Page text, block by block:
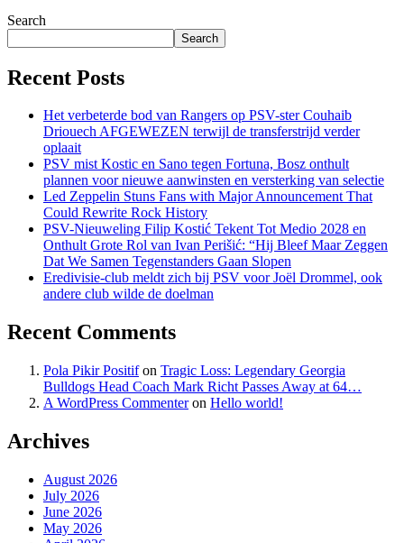
Search
Search
Recent Posts
Het verbeterde bod van Rangers op PSV-ster Couhaib
Driouech AFGEWEZEN terwijl de transferstrijd verder
oplaait
PSV mist Kostic en Sano tegen Fortuna, Bosz onthult
plannen voor nieuwe aanwinsten en versterking van selectie
Led Zeppelin Stuns Fans with Major Announcement That
Could Rewrite Rock History
PSV-Nieuweling Filip Kostić Tekent Tot Medio 2028 en
Onthult Grote Rol van Ivan Perišić: “Hij Bleef Maar Zeggen
Dat We Samen Tegenstanders Gaan Slopen
Eredivisie-club meldt zich bij PSV voor Joël Drommel, ook
andere club wilde de doelman
Recent Comments
Pola Pikir Positifon Tragic Loss: Legendary Georgia
Bulldogs Head Coach Mark Richt Passes Away at 64…
A WordPress Commenteron Hello world!
Archives
August 2026
July 2026
June 2026
May 2026